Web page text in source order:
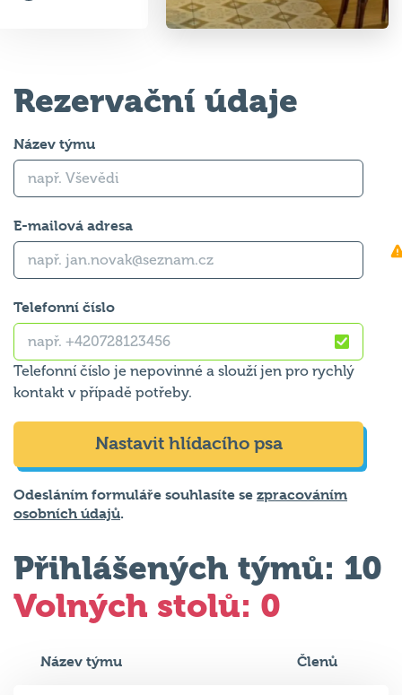
Rezervační údaje
Název týmu
E-mailová adresa
Telefonní číslo
Telefonní číslo je nepovinné a slouží jen pro rychlý
kontakt v případě potřeby.
Nastavit hlídacího psa
Odesláním formuláře souhlasíte se zpracováním
osobních údajů.
Přihlášených týmů: 10
Volných stolů: 0
Název týmu Členů